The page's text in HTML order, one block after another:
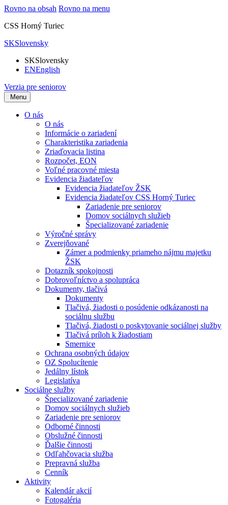
Rovno na obsah Rovno na menu
CSS Horný Turiec
SKSlovensky
SKSlovensky
ENEnglish
Verzia pre seniorov
Menu
O nás
O nás
Informácie o zariadení
Charakteristika zariadenia
Zriaďovacia listina
Rozpočet, EON
Voľné pracovné miesta
Evidencia žiadateľov
Evidencia žiadateľov ŽSK
Evidencia žiadateľov CSS Horný Turiec
Zariadenie pre seniorov
Domov sociálnych služieb
Špecializované zariadenie
Výročné správy
Zverejňované
Zámer a podmienky priameho nájmu majetku
ŽSK
Dotazník spokojnosti
Dobrovoľníctvo a spolupráca
Dokumenty, tlačivá
Dokumenty
Tlačivá, žiadosti o posúdenie odkázanosti na
sociálnu službu
Tlačivá, žiadosti o poskytovanie sociálnej služby
Tlačivá príloh k žiadostiam
Smernice
Ochrana osobných údajov
OZ Spolucítenie
Jedálny lístok
Legislatíva
Sociálne služby
Špecializované zariadenie
Domov sociálnych služieb
Zariadenie pre seniorov
Odborné činnosti
Obslužné činnosti
Ďalšie činnosti
Odľahčovacia služba
Prepravná služba
Cenník
Aktivity
Kalendár akcií
Fotogaléria